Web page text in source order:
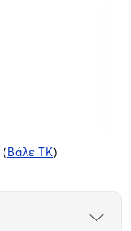
( Βάλε ΤΚ)
Άνοιξε